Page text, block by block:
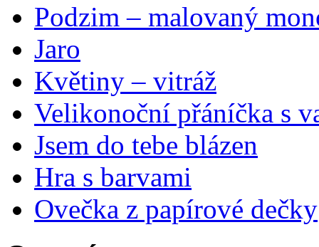
Podzim – malovaný
Jaro
Květiny – vitráž
Velikonoční přáníčka s
Jsem do tebe blázen
Hra s barvami
Ovečka z papírové dečky